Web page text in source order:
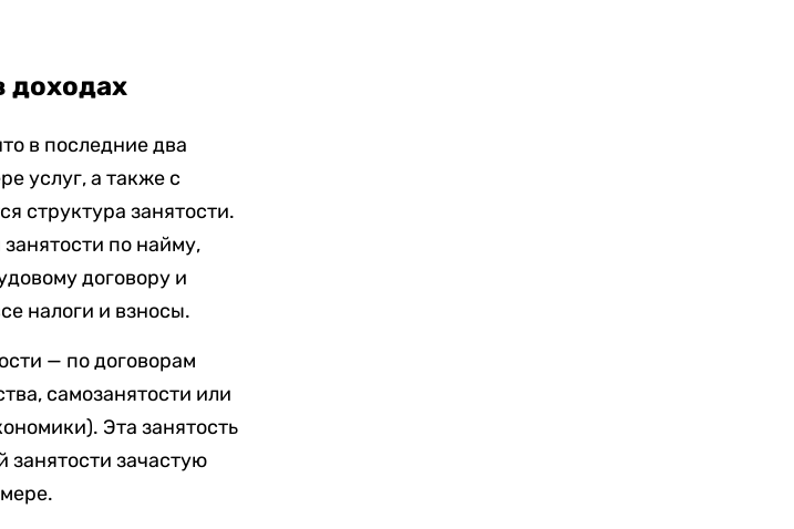
доходах
в последние два
услуг, а также с
структура занятости.
по найму,
договору и
налоги и взносы.
— по договорам
самозанятости или
Эта занятость
занятости зачастую